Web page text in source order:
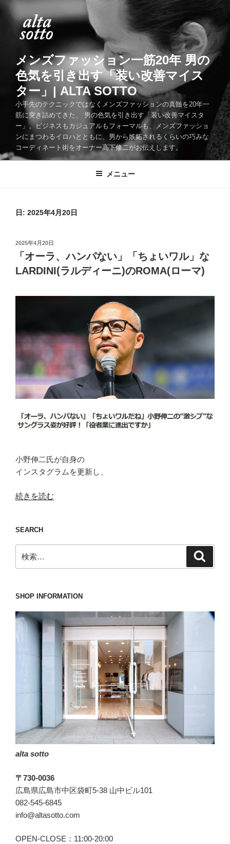
メンズファッション一筋20年 男の
色気を引き出す「装い改善マイス
ター」| ALTA SOTTO
小手先のテクニックではなくメンズファッションの真髄を20年一
筋に突き詰めてきた、 男の色気を引き出す「装い改善マイスタ
ー」。ビジネスもカジュアルもフォーマルも、メンズファッショ
ンにまつわるイロハとともに、男から嫉妬されるくらいの巧みな
コーディネート術をオーナー高下修二がお伝えします。
メニュー
日: 2025年4月20日
投
2025年4月20日
「オーラ、ハンパない」「ちょいワル」な
LARDINI(ラルディーニ)のROMA(ローマ)
小野伸二氏が自身の
インスタグラムを更新し、
“「オ
ハ
ン
パ
な
「ち
い
ル」
な
LARDINI(ラ
ル
デ
ニ)
の
ROMA(ロ
マ)”
の
続きを読む
SEARCH
索:
SHOP INFORMATION
alta sotto
〒730-0036
広島県広島市中区袋町5-38 山中ビル101
082-545-6845
info@altasotto.com
OPEN-CLOSE：11:00-20:00